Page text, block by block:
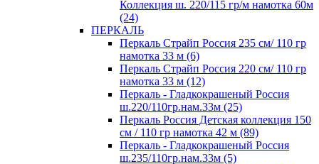
Коллекция ш. 220/115 гр/м намотка 60м
(24)
ПЕРКАЛЬ
Перкаль Страйп Россия 235 см/ 110 гр
намотка 33 м (6)
Перкаль Страйп Россия 220 см/ 110 гр
намотка 33 м (12)
Перкаль - Гладкокрашеный Россия
ш.220/110гр.нам.33м (25)
Перкаль Россия Детская коллекция 150
см / 110 гр намотка 42 м (89)
Перкаль - Гладкокрашеный Россия
ш.235/110гр.нам.33м (5)